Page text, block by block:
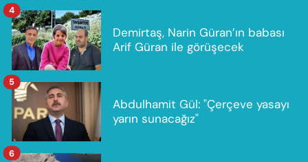
Demirtaş, Narin Güran’ın babası
Arif Güran ile görüşecek
4
Abdulhamit Gül: "Çerçeve yasayı
yarın sunacağız"
5
6